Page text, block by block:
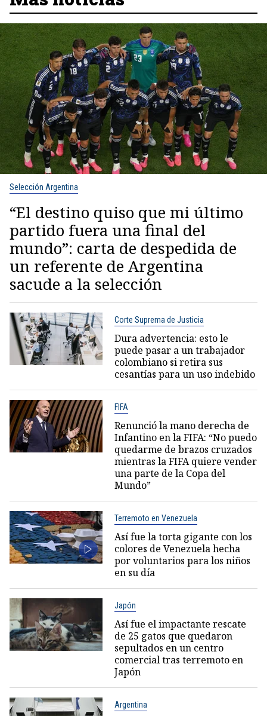
Selección Argentina
“El destino quiso que mi último
partido fuera una final del
mundo”: carta de despedida de
un referente de Argentina
sacude a la selección
Corte Suprema de Justicia
Dura advertencia: esto le
puede pasar a un trabajador
colombiano si retira sus
cesantías para un uso indebido
FIFA
Renunció la mano derecha de
Infantino en la FIFA: “No puedo
quedarme de brazos cruzados
mientras la FIFA quiere vender
una parte de la Copa del
Mundo”
Terremoto en Venezuela
Así fue la torta gigante con los
colores de Venezuela hecha
por voluntarios para los niños
en su día
Japón
Así fue el impactante rescate
de 25 gatos que quedaron
sepultados en un centro
comercial tras terremoto en
Japón
Argentina